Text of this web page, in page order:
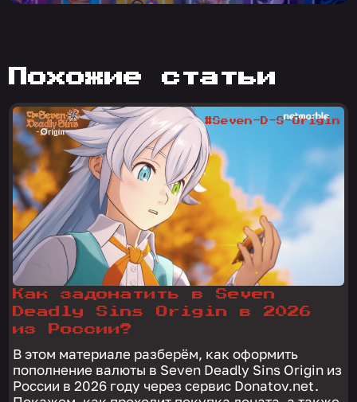
похожие статьи
Как задонатить в Seven
Deadly Sins Origin в 2026
из России?
В этом материале разберём, как оформить
пополнение валюты в Seven Deadly Sins Origin из
России в 2026 году через сервис Donatov.net.
#Seven-D-S-Origin